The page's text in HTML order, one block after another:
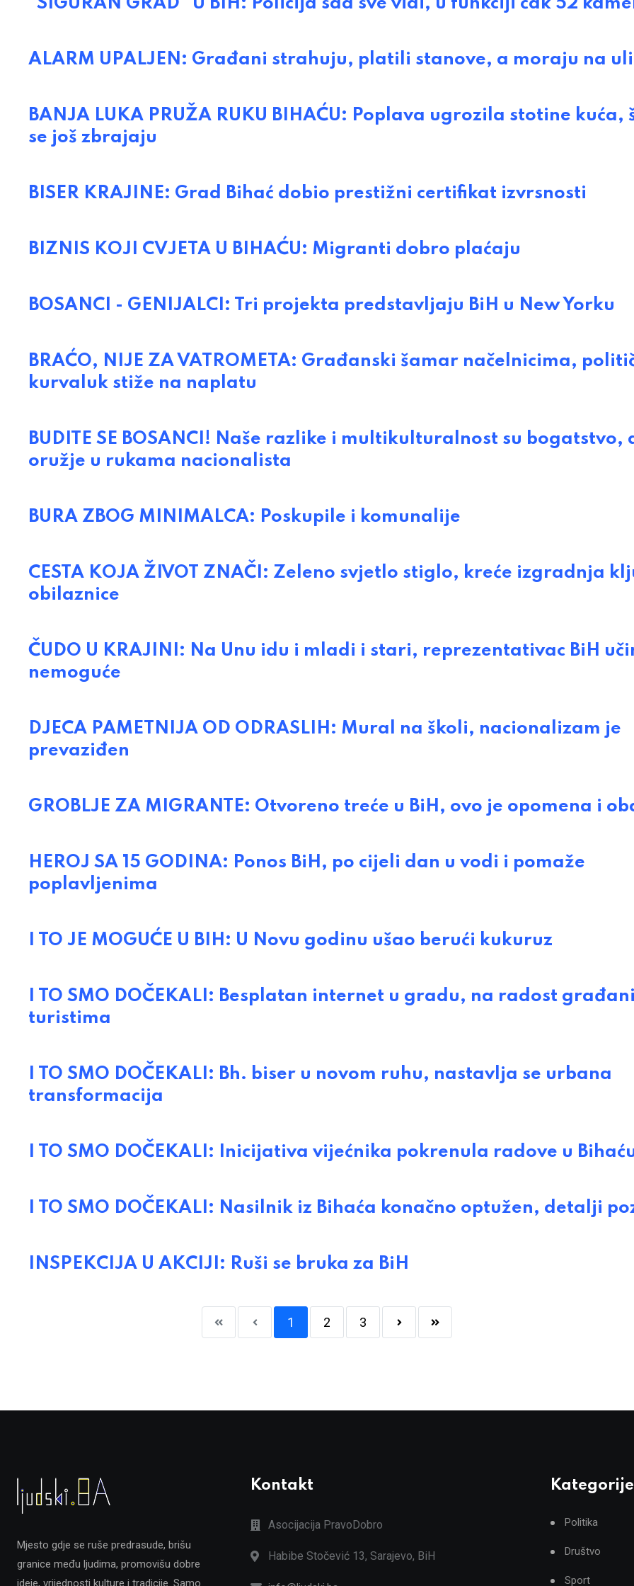
ALARM UPALJEN: Građani strahuju, platili stanove, a moraju na
BANJA LUKA PRUŽA RUKU BIHAĆU: Poplava ugrozila stotine kuća,
se još zbrajaju
BISER KRAJINE: Grad Bihać dobio prestižni certifikat izvrsnosti
BIZNIS KOJI CVJETA U BIHAĆU: Migranti dobro plaćaju
BOSANCI - GENIJALCI: Tri projekta predstavljaju BiH u New Yorku
BRAĆO, NIJE ZA VATROMETA: Građanski šamar načelnicima,
kurvaluk stiže na naplatu
BUDITE SE BOSANCI! Naše razlike i multikulturalnost su bogatstvo,
oružje u rukama nacionalista
BURA ZBOG MINIMALCA: Poskupile i komunalije
CESTA KOJA ŽIVOT ZNAČI: Zeleno svjetlo stiglo, kreće izgradnja
obilaznice
ČUDO U KRAJINI: Na Unu idu i mladi i stari, reprezentativac BiH
nemoguće
DJECA PAMETNIJA OD ODRASLIH: Mural na školi, nacionalizam je
prevaziđen
GROBLJE ZA MIGRANTE: Otvoreno treće u BiH, ovo je opomena i
HEROJ SA 15 GODINA: Ponos BiH, po cijeli dan u vodi i pomaže
poplavljenima
I TO JE MOGUĆE U BIH: U Novu godinu ušao berući kukuruz
I TO SMO DOČEKALI: Besplatan internet u gradu, na radost
turistima
I TO SMO DOČEKALI: Bh. biser u novom ruhu, nastavlja se urbana
transformacija
I TO SMO DOČEKALI: Inicijativa vijećnika pokrenula radove u
I TO SMO DOČEKALI: Nasilnik iz Bihaća konačno optužen, detalji
INSPEKCIJA U AKCIJI: Ruši se bruka za BiH
1 2 3
Mjesto gdje se ruše predrasude, brišu
granice među ljudima, promovišu dobre
ideje, vrijednosti kulture i tradicije. Samo
Kontakt
Asocijacija PravoDobro
Habibe Stočević 13, Sarajevo, BiH
Kategorije
Politika
Društvo
Sport